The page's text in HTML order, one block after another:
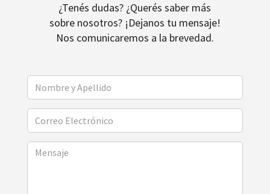
¿Tenés dudas? ¿Querés saber más
sobre nosotros? ¡Dejanos tu mensaje!
Nos comunicaremos a la brevedad.